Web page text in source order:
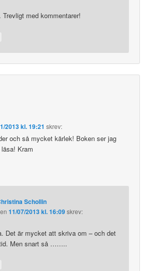
Trevligt med kommentarer!
2013 kl. 19:21 skrev:
och så mycket kärlek! Boken ser jag
Kram
Schollin
11/07/2013 kl. 16:09skrev:
Det är mycket att skriva om – och det
Men snart så ……..